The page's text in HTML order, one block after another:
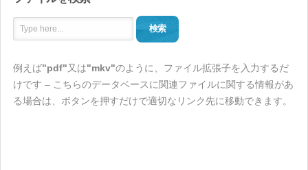
検索
例えば"pdf"又は"mkv"のように、ファイル拡張子を入力するだ
けです – こちらのデータベースに関連ファイルに関する情報があ
る場合は、ボタンを押すだけで適切なリンク先に移動できます。